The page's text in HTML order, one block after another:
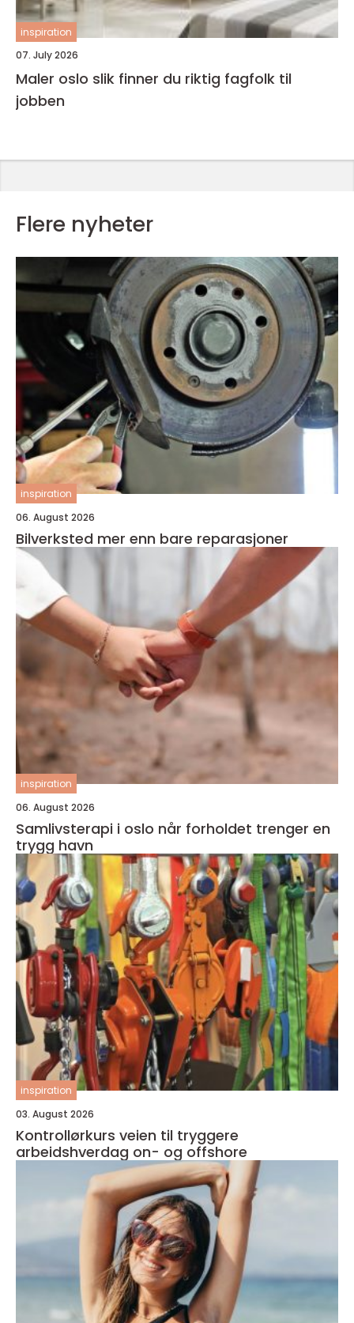
inspiration
07. July 2026
Maler oslo slik finner du riktig fagfolk til
jobben
Flere nyheter
inspiration
06. August 2026
Bilverksted mer enn bare reparasjoner
inspiration
06. August 2026
Samlivsterapi i oslo når forholdet trenger en
trygg havn
inspiration
03. August 2026
Kontrollørkurs veien til tryggere
arbeidshverdag on- og offshore